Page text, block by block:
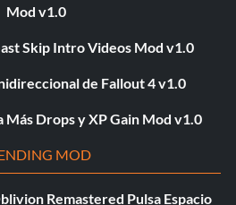
Mod v1.0
Skip Intro Videos Mod v1.0
de Fallout 4 v1.0
Más Drops y XP Gain Mod v1.0
MOD
Remastered Pulsa Espacio